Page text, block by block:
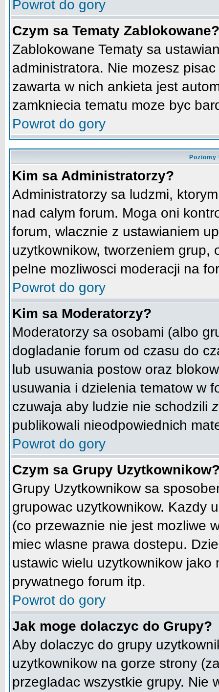
Powrot do gory
Czym sa Tematy Zablokowane?
Zablokowane Tematy sa
administratora. Nie mozesz
zawarta w nich ankieta jest
zamkniecia tematu moze byc
Powrot do gory
Kim sa Administratorzy?
Administratorzy sa ludzmi,
nad calym forum. Moga oni
forum, wlacznie z ustawianiem
uzytkownikow, tworzeniem grup,
pelne mozliwosci moderacji na
Powrot do gory
Kim sa Moderatorzy?
Moderatorzy sa osobami (albo
dogladanie forum od czasu do
lub usuwania postow oraz
usuwania i dzielenia tematow w
czuwaja aby ludzie nie schodzili
publikowali nieodpowiednich
Powrot do gory
Czym sa Grupy
Grupy Uzytkownikow sa
grupowac uzytkownikow. Kazdy
(co przewaznie nie jest mozliwe
miec wlasne prawa dostepu.
ustawic wielu uzytkownikow
prywatnego forum itp.
Powrot do gory
Jak moge dolaczyc do Grupy?
Aby dolaczyc do grupy
uzytkownikow na gorze strony
przegladac wszystkie grupy. Nie